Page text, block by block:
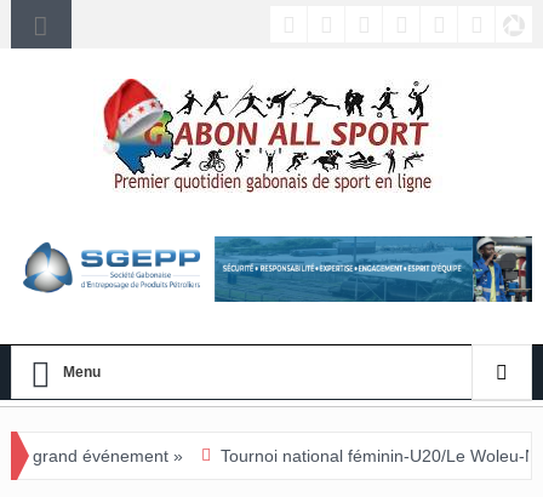
Menu
» Tournoi national féminin-U20/Le Woleu-Ntem rejoint